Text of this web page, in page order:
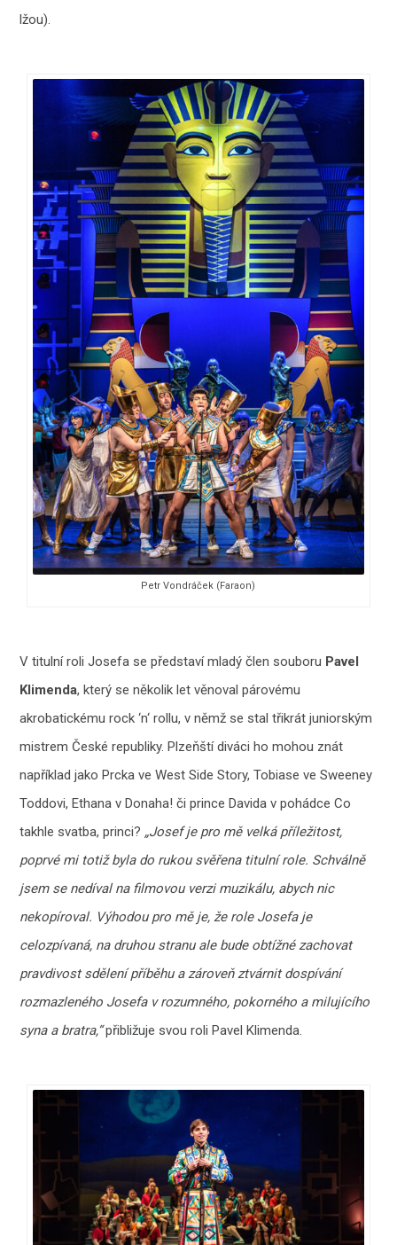
lžou).
Petr Vondráček (Faraon)
V titulní roli Josefa se představí mladý člen souboru Pavel
Klimenda, který se několik let věnoval párovému
akrobatickému rock ‘n‘ rollu, v němž se stal třikrát juniorským
mistrem České republiky. Plzeňští diváci ho mohou znát
například jako Prcka ve West Side Story, Tobiase ve Sweeney
Toddovi, Ethana v Donaha! či prince Davida v pohádce Co
takhle svatba, princi? „Josef je pro mě velká příležitost,
poprvé mi totiž byla do rukou svěřena titulní role. Schválně
jsem se nedíval na filmovou verzi muzikálu, abych nic
nekopíroval. Výhodou pro mě je, že role Josefa je
celozpívaná, na druhou stranu ale bude obtížné zachovat
pravdivost sdělení příběhu a zároveň ztvárnit dospívání
rozmazleného Josefa v rozumného, pokorného a milujícího
syna a bratra,“přibližuje svou roli Pavel Klimenda.